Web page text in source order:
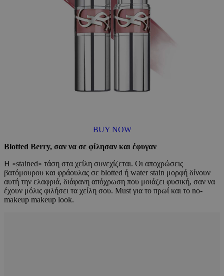
BUY NOW
Blotted Berry, σαν να σε φίλησαν και έφυγαν
Η «stained» τάση στα χείλη συνεχίζεται. Οι αποχρώσεις
βατόμουρου και φράουλας σε blotted ή water stain μορφή δίνουν
αυτή την ελαφριά, διάφανη απόχρωση που μοιάζει φυσική, σαν να
έχουν μόλις φιλήσει τα χείλη σου. Must για το πρωί και το no-
makeup makeup look.